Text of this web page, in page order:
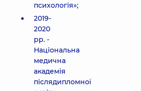
психологія»;
2019-
2020
рр. -
Національна
медична
академія
післядипломної